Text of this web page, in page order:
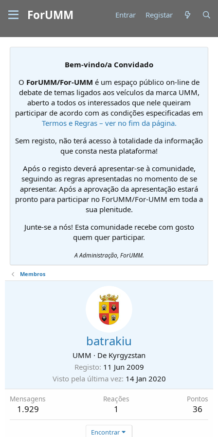
ForUMM Entrar Registar
Bem-vindo/a Convidado
O ForUMM/For-UMM é um espaço público on-line de
debate de temas ligados aos veículos da marca UMM,
aberto a todos os interessados que nele queiram
participar de acordo com as condições especificadas em
Termos e Regras – ver no fim da página.
Sem registo, não terá acesso à totalidade da informação
que consta nesta plataforma!
Após o registo deverá apresentar-se à comunidade,
seguindo as regras apresentadas no momento de se
apresentar. Após a aprovação da apresentação estará
pronto para participar no ForUMM/For-UMM em toda a
sua plenitude.
Junte-se a nós! Esta comunidade recebe com gosto
quem quer participar.
A Administração, ForUMM.
Membros
batrakiu
UMM · De Kyrgyzstan
Registo 11 Jun 2009
Visto pela última vez 14 Jan 2020
Mensagens
1.929
Reações
1
Pontos
36
Encontrar